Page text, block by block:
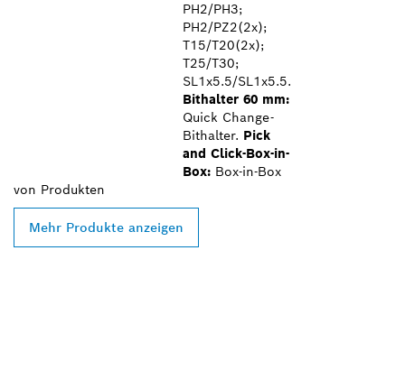
PH2/PH3;
PH2/PZ2(2x);
T15/T20(2x);
T25/T30;
SL1x5.5/SL1x5.5.
Bithalter 60 mm:
Quick Change-
Bithalter. Pick
and Click-Box-in-
Box: Box-in-Box
von Produkten
Mehr Produkte anzeigen